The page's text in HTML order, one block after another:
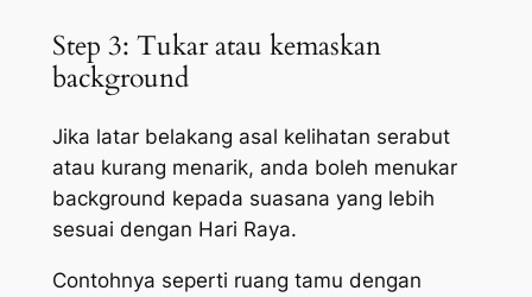
Step 3: Tukar atau kemaskan
background
Jika latar belakang asal kelihatan serabut
atau kurang menarik, anda boleh menukar
background kepada suasana yang lebih
sesuai dengan Hari Raya.
Contohnya seperti ruang tamu dengan